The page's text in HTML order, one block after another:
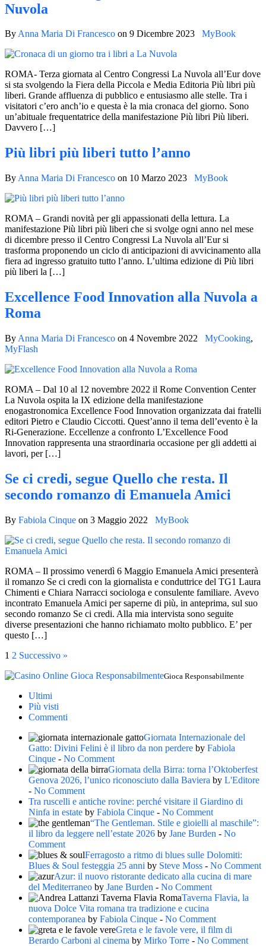
Nuvola
ByAnna Maria Di Francesco on 9 Dicembre 2023 MyBook
ROMA- Terza giornata al Centro Congressi La Nuvola all’Eur dove
si sta svolgendo la Fiera della Piccola e Media Editoria Più libri più
liberi. Grande affluenza di pubblico e entusiasmo alle stelle. Tra i
visitatori c’ero anch’io e questa è la mia cronaca del giorno. Sono
un’abituale frequentatrice della manifestazione Più libri Più liberi.
Davvero […]
Più libri più liberi tutto l’anno
By Anna Maria Di Francesco on 10 Marzo 2023 MyBook
ROMA – Grandi novità per gli appassionati della lettura. La
manifestazione Più libri più liberi che si svolge ogni anno nel mese
di dicembre presso il Centro Congressi La Nuvola all’Eur si
trasforma proponendo un ciclo di anticipazioni di avvicinamento alla
fiera ad ingresso gratuito tutto l’anno. L’ultima edizione di Più libri
più liberi la […]
Excellence Food Innovation alla Nuvola a
Roma
By Anna Maria Di Francesco on 4 Novembre 2022 MyCooking,
MyFlash
ROMA – Dal 10 al 12 novembre 2022 il Rome Convention Center
La Nuvola ospita la IX edizione della manifestazione
enogastronomica Excellence Food Innovation organizzata dai fratelli
editori Pietro e Claudio Ciccotti. Quest’anno il tema dell’evento è la
Ri-Generazione. Eccellenze a confronto L’Excellence Food
Innovation rappresenta una straordinaria occasione per gli addetti ai
lavori, per […]
Se ci credi, segue Quello che resta. Il
secondo romanzo di Emanuela Amici
By Fabiola Cinque on 3 Maggio 2022 MyBook
ROMA – Il prossimo venerdì 6 Maggio Emanuela Amici presenterà
il romanzo Se ci credi con la giornalista e conduttrice del TG1 Laura
Chimenti e Chiara Narracci sociologa e consulente familiare. Avevo
incontrato Emanuela Amici per saperne di più, in anteprima, sul suo
secondo romanzo Se ci credi. Alla mia intervista sono seguite
diverse presentazioni che hanno richiamato molto pubblico. E’ per
questo […]
1 2 Successivo »
Gioca Responsabilmente
Ultimi
Più visti
Commenti
Giornata Internazionale del
Gatto: Divini Felini è il libro da non perdere by Fabiola
Cinque - No Comment
Giornata della Birra: torna l’Oktoberfest
Genova 2026, l’unico riconosciuto dalla Baviera by L'Editore
- No Comment
Tra ruscelli e antiche rovine: perché visitare il Giardino di
Ninfa in estate by Fabiola Cinque - No Comment
“The Gentleman. Stile e gioielli al maschile”:
il libro da leggere nell’estate 2026 by Jane Burden - No
Comment
Ferragosto a ritmo di blues sulle Dolomiti:
Blues & Soul festeggia 25 anni by Steve Moss - No Comment
Azur: il nuovo ristorante dedicato alla cucina di mare
del Mediterraneo by Jane Burden - No Comment
Taverna Flavia, la
nuova Dolce Vita romana tra tradizione e cucina
contemporanea by Fabiola Cinque - No Comment
Greta e le favole vere, il film di
Berardo Carboni al cinema by Mirko Torre - No Comment